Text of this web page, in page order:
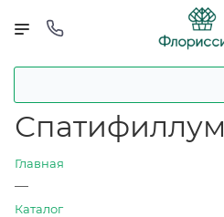
Спатифиллум
Главная
—
Каталог